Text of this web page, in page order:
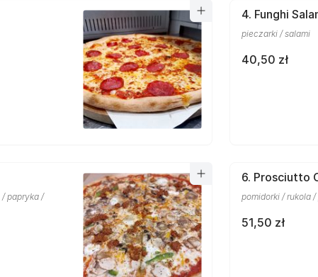
4. Funghi
pieczarki / salami
40,50 zł
/ papryka /
6. Prosciutto
pomidorki / rukola
51,50 zł